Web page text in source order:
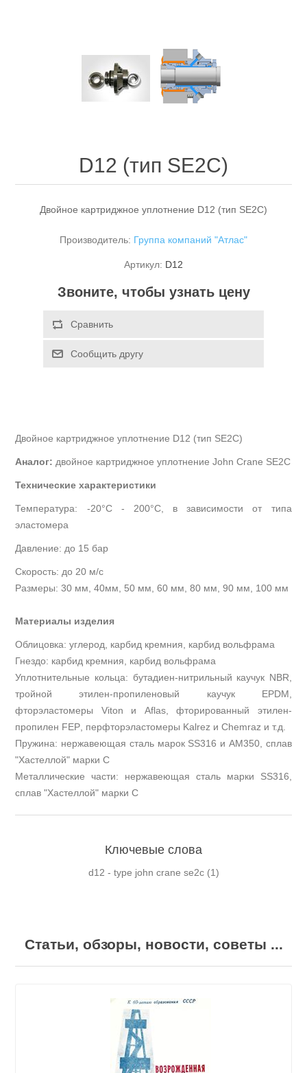
D12 (тип SE2C)
Двойное картриджное уплотнение D12 (тип SE2C)
Производитель: Группа компаний "Атлас"
Артикул: D12
Звоните, чтобы узнать цену
Двойное картриджное уплотнение D12 (тип SE2C)
Аналог: двойное картриджное уплотнение JohnCrane SE2C
Технические характеристики
Температура: -20°С - 200°С, в зависимости от типа
эластомера
Давление: до 15 бар
Скорость: до 20 м/с
Размеры: 30 мм, 40мм, 50 мм, 60 мм, 80 мм, 90 мм, 100 мм
Материалы изделия
Облицовка: углерод, карбид кремния, карбид вольфрама
Гнездо: карбид кремния, карбид вольфрама
Уплотнительные кольца: бутадиен-нитрильный каучук NBR,
тройной этилен-пропиленовый каучук EPDM,
фторэластомеры Viton и Aflas, фторированный этилен-
пропилен FEP, перфторэластомеры Kalrez иChemraz и т.д.
Пружина: нержавеющая сталь марок SS316 и AM350, сплав
"Хастеллой" марки С
Металлические части: нержавеющая сталь марки SS316,
сплав "Хастеллой" марки С
Ключевые слова
d12 - type john crane se2c (1)
Статьи, обзоры, новости, советы ...